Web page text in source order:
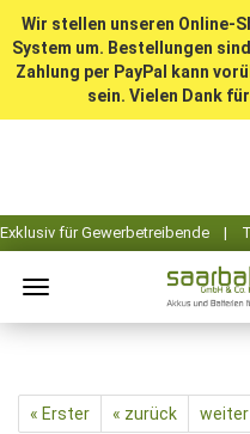
Wir stellen unseren Online-
System um. Bestellungen
Zahlung per PayPal kann
sein. Vielen Dank
« Erster « zurück
weiter